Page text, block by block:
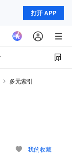
打开 APP
多元索引
我的收藏